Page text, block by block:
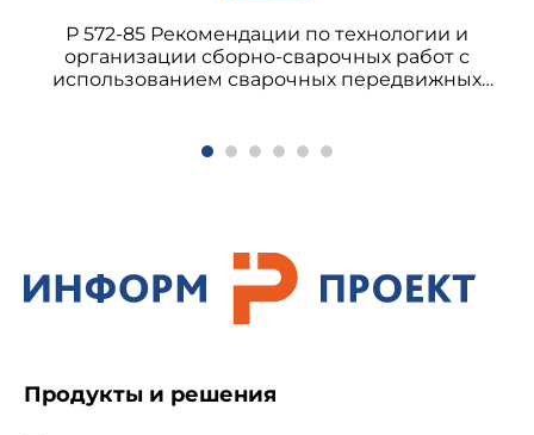
Р 572-85 Рекомендации по технологии и
организации сборно-сварочных работ с
использованием сварочных передвижных
Продукты и решения